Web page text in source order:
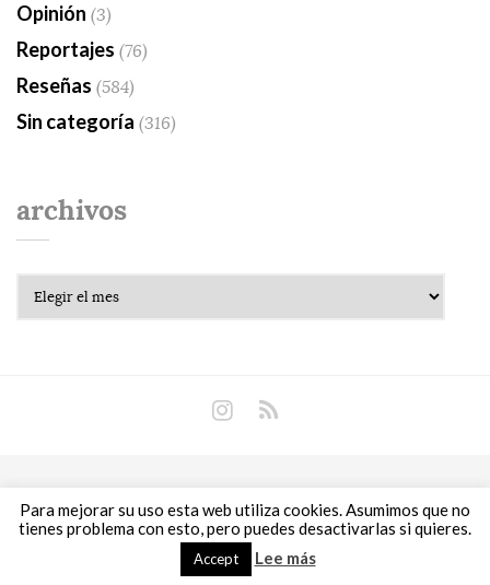
Opinión (3)
Reportajes (76)
Reseñas (584)
Sin categoría (316)
archivos
Copyright © 2018 Libros Prohibidos •
Política de
privacidad
Para mejorar su uso esta web utiliza cookies. Asumimos que no
tienes problema con esto, pero puedes desactivarlas si quieres.
Accept Lee más